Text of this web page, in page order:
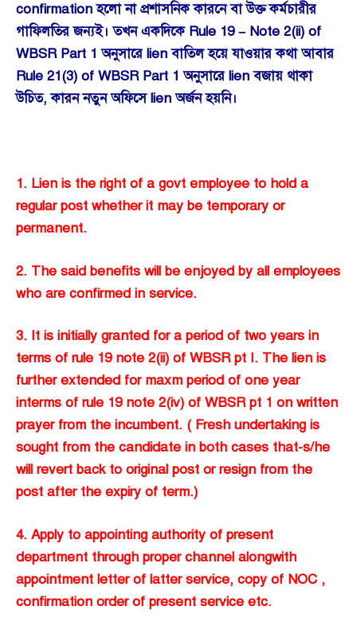
confirmation হলো না প্রশাসনিক কারনে বা উক্ত কর্মচারীর
গাফিলতির জন্যই। তখন একদিকে Rule 19 – Note 2(ii) of
WBSR Part 1 অনুসারে lien বাতিল হয়ে যাওয়ার কথা আবার
Rule 21(3) of WBSR Part 1 অনুসারে lien বজায় থাকা
উচিত, কারন নতুন অফিসে lien অর্জন হয়নি।
1. Lien is the right of a govt employee to hold a
regular post whether it may be temporary or
permanent.
2. The said benefits will be enjoyed by all employees
who are confirmed in service.
3. It is initially granted for a period of two years in
terms of rule 19 note 2(ii) of WBSR pt I. The lien is
further extended for maxm period of one year
interms of rule 19 note 2(iv) of WBSR pt 1 on written
prayer from the incumbent. ( Fresh undertaking is
sought from the candidate in both cases that-s/he
will revert back to original post or resign from the
post after the expiry of term.)
4. Apply to appointing authority of present
department through proper channel alongwith
appointment letter of latter service, copy of NOC ,
confirmation order of present service etc.